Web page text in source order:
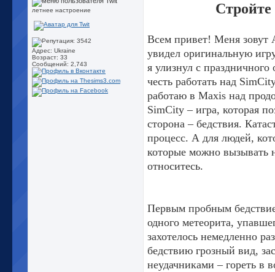
летнее настроение
Адрес: Ukraine
Возраст: 33
Сообщений: 2,743
Стройте
Всем привет! Меня зовут
увидел оригинальную
я улизнул с
честь работать над
работаю в Maxis над
SimCity – игра, которая
сторона – бедствия.
процесс. А для людей,
которые можно вызывать
относитесь.
Первым пробным
одного метеорита,
захотелось немедленно
бедствию грозный вид,
неудачниками – гореть в